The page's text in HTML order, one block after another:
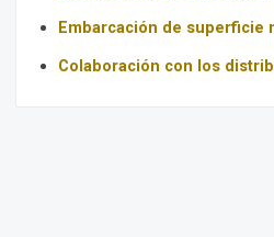
Embarcación de superficie
Colaboración con los